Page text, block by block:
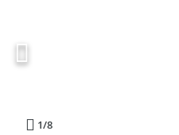
1/8